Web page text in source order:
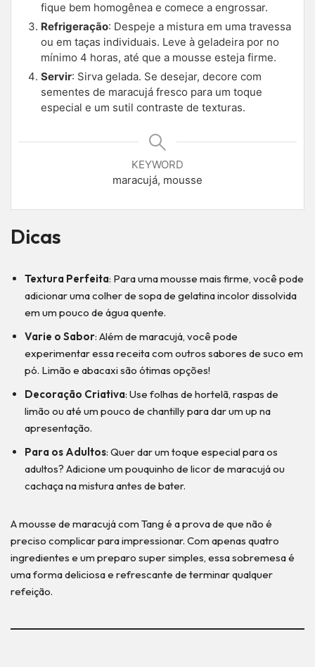
fique bem homogênea e comece a engrossar.
Refrigeração: Despeje a mistura em uma travessa
ou em taças individuais. Leve à geladeira por no
mínimo 4 horas, até que a mousse esteja firme.
Servir: Sirva gelada. Se desejar, decore com
sementes de maracujá fresco para um toque
especial e um sutil contraste de texturas.
KEYWORD
maracujá, mousse
Dicas
Textura Perfeita: Para uma mousse mais firme, você pode
adicionar uma colher de sopa de gelatina incolor dissolvida
em um pouco de água quente.
Varie o Sabor: Além de maracujá, você pode
experimentar essa receita com outros sabores de suco em
pó. Limão e abacaxi são ótimas opções!
Decoração Criativa: Use folhas de hortelã, raspas de
limão ou até um pouco de chantilly para dar um up na
apresentação.
Para os Adultos: Quer dar um toque especial para os
adultos? Adicione um pouquinho de licor de maracujá ou
cachaça na mistura antes de bater.
A mousse de maracujá com Tang é a prova de que não é
preciso complicar para impressionar. Com apenas quatro
ingredientes e um preparo super simples, essa sobremesa é
uma forma deliciosa e refrescante de terminar qualquer
refeição.